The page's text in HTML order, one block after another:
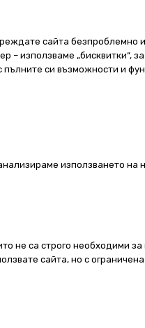
сайта безпроблемно
използваме „бисквитки“,
пълните си възможности и
използването
не са строго необходими
сайта, но с